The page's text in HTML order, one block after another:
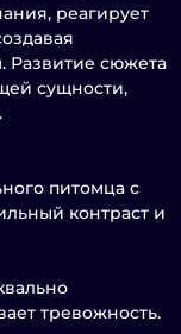
реагирует
Развитие сюжета
сущности,
питомца с
контраст и
тревожность.